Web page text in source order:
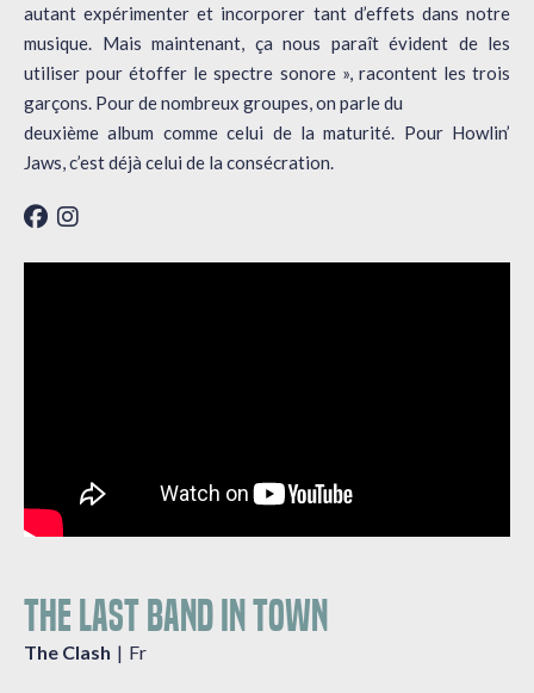
autant expérimenter et incorporer tant d’effets dans notre
musique. Mais maintenant, ça nous paraît évident de les
utiliser pour étoffer le spectre sonore », racontent les trois
garçons. Pour de nombreux groupes, on parle du
deuxième album comme celui de la maturité. Pour Howlin’
Jaws, c’est déjà celui de la consécration.
THE LAST BAND IN TOWN
The Clash Fr